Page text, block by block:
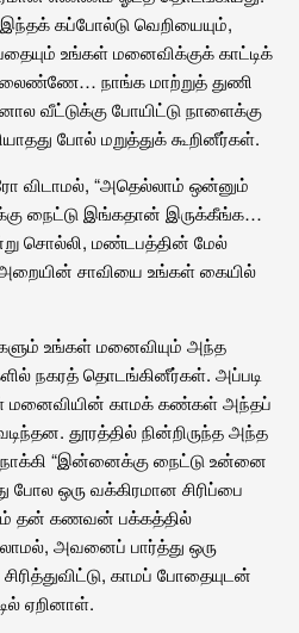
கப்போல்டு வெறியையும்,
உங்கள் மனைவிக்குக் காட்டிக்
நாங்க மாற்றுத் துணி
வீட்டுக்கு போயிட்டு நாளைக்கு
போல் மறுத்துக் கூறினீர்கள்.
விடாமல், “அதெல்லாம் ஒன்னும்
நைட்டு இங்கதான் இருக்கீங்க…
சொல்லி, மண்டபத்தின் மேல்
அறையின் சாவியை உங்கள் கையில்
உங்கள் மனைவியும் அந்த
நகரத் தொடங்கினீர்கள். அப்படி
மனைவியின் காமக் கண்கள் அந்தப்
தூரத்தில் நின்றிருந்த அந்த
“இன்னைக்கு நைட்டு உன்னை
ஒரு வக்கிரமான சிரிப்பை
தன் கணவன் பக்கத்தில்
அவனைப் பார்த்து ஒரு
காமப் போதையுடன்
ஏறினாள்.